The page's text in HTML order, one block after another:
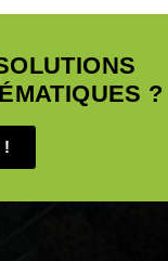
?
!